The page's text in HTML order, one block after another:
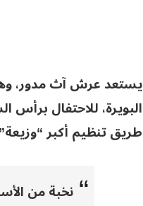
يستعد عرش آث مدور،
طريق تنظيم أكبر
نخبة من